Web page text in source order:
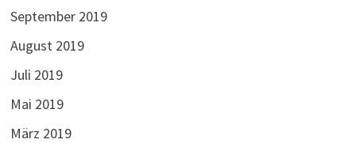
September 2019
August 2019
Juli 2019
Mai 2019
März 2019